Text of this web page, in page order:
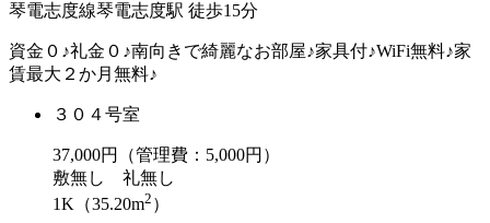
琴電志度線琴電志度駅 徒歩15分
資金０♪礼金０♪南向きで綺麗なお部屋♪家具付♪WiFi無料♪家
賃最大２か月無料♪
３０４号室
37,000円（管理費：5,000円）
敷無し 礼無し
1K（35.20m2 ）